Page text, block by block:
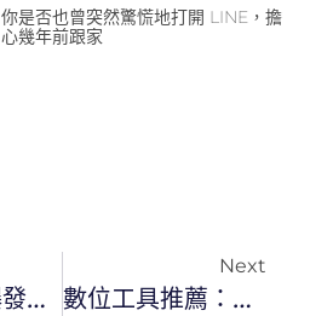
你是否也曾突然驚慌地打開 LINE，擔
心幾年前跟家
數位工具大爆發！SEO操作必備的5大工具介紹
Next
數位工具推薦：進階SEO分析必備的5大工具